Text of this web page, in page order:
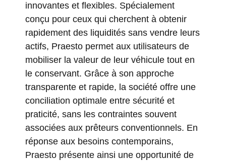
innovantes et flexibles. Spécialement
conçu pour ceux qui cherchent à obtenir
rapidement des liquidités sans vendre leurs
actifs, Praesto permet aux utilisateurs de
mobiliser la valeur de leur véhicule tout en
le conservant. Grâce à son approche
transparente et rapide, la société offre une
conciliation optimale entre sécurité et
praticité, sans les contraintes souvent
associées aux prêteurs conventionnels. En
réponse aux besoins contemporains,
Praesto présente ainsi une opportunité de